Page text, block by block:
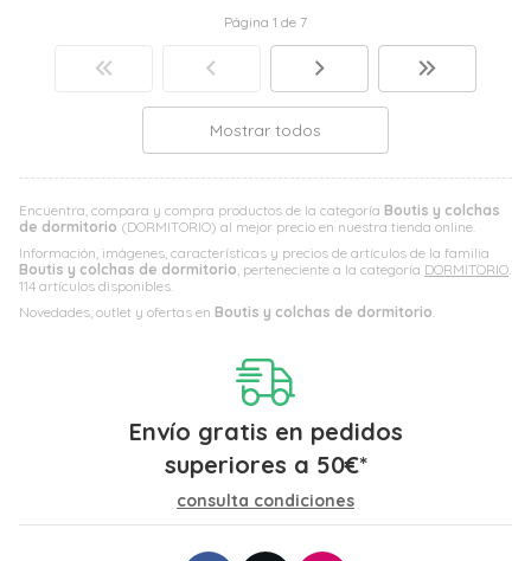
Encuentra, compara y compra productos de la categoría Boutis y colchas
de dormitorio (DORMITORIO) al mejor precio en nuestra tienda online.
Información, imágenes, características y precios de artículos de la familia
Boutis y colchas de dormitorio, perteneciente a la categoría DORMITORIO.
114 artículos disponibles.
Novedades, outlet y ofertas en Boutis y colchas de dormitorio.
Página 1 de 7
Mostrar todos
Envío gratis en pedidos
superiores a 50€*
consulta condiciones